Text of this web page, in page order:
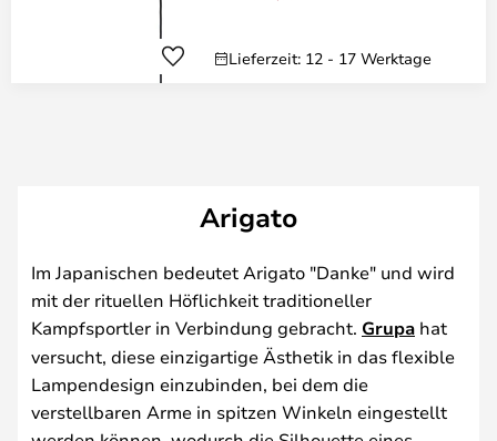
Lieferzeit: 12 - 17 Werktage
Arigato
Im Japanischen bedeutet Arigato "Danke" und wird
mit der rituellen Höflichkeit traditioneller
Kampfsportler in Verbindung gebracht. Grupa hat
versucht, diese einzigartige Ästhetik in das flexible
Lampendesign einzubinden, bei dem die
verstellbaren Arme in spitzen Winkeln eingestellt